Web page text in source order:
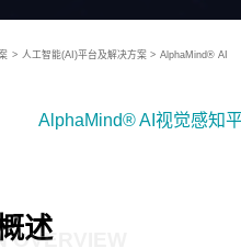
> 人工智能(AI)平台及解决方案 > AlphaMind® AI
AlphaMind® AI视觉感知
述
OVERVIEW